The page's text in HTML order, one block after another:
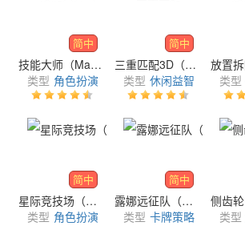
简中
技能大师（Master of skills）
类型 角色扮演
简中
三重匹配3D（Match Blast 3D: Triple Match）
类型 休闲益智
类型
简中
星际竞技场（Stellar Arena）
类型 角色扮演
简中
露娜远征队（Luna Re : Dimensional Watcher）
类型 卡牌策略
类型